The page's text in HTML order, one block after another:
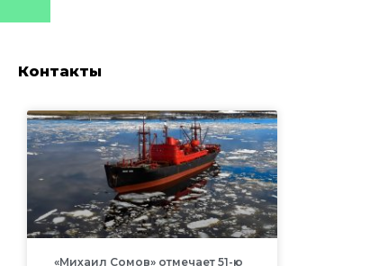
Контакты
«Михаил Сомов» отмечает 51-ю